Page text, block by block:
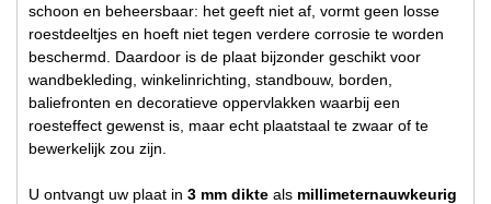
schoon en beheersbaar: het geeft niet af, vormt geen losse
roestdeeltjes en hoeft niet tegen verdere corrosie te worden
beschermd. Daardoor is de plaat bijzonder geschikt voor
wandbekleding, winkelinrichting, standbouw, borden,
baliefronten en decoratieve oppervlakken waarbij een
roesteffect gewenst is, maar echt plaatstaal te zwaar of te
bewerkelijk zou zijn.
U ontvangt uw plaat in 3 mm dikte als millimeternauwkeurig